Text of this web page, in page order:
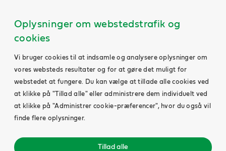
Oplysninger om webstedstrafik og
cookies
Vi bruger cookies til at indsamle og analysere oplysninger om
vores websteds resultater og for at gøre det muligt for
webstedet at fungere. Du kan vælge at tillade alle cookies ved
at klikke på "Tillad alle" eller administrere dem individuelt ved
at klikke på "Administrer cookie-præferencer", hvor du også vil
finde flere oplysninger.
Tillad alle